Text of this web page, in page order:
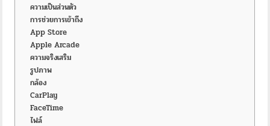
ความเป็นส่วนตัว
การช่วยการเข้าถึง
App Store
Apple Arcade
ความจริงเสริม
รูปภาพ
กล้อง
CarPlay
FaceTime
ไฟล์